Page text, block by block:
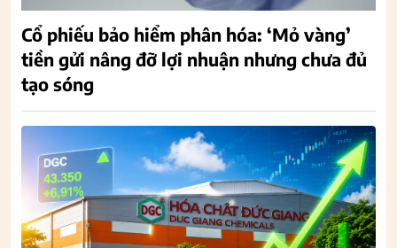
Cổ phiếu bảo hiểm phân hóa: ‘Mỏ vàng’
tiền gửi nâng đỡ lợi nhuận nhưng chưa đủ
tạo sóng